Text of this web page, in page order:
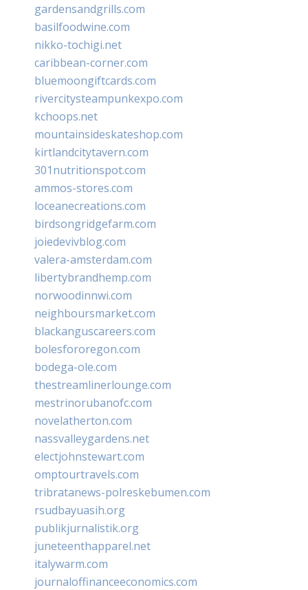
gardensandgrills.com
basilfoodwine.com
nikko-tochigi.net
caribbean-corner.com
bluemoongiftcards.com
rivercitysteampunkexpo.com
kchoops.net
mountainsideskateshop.com
kirtlandcitytavern.com
301nutritionspot.com
ammos-stores.com
loceanecreations.com
birdsongridgefarm.com
joiedevivblog.com
valera-amsterdam.com
libertybrandhemp.com
norwoodinnwi.com
neighboursmarket.com
blackanguscareers.com
bolesfororegon.com
bodega-ole.com
thestreamlinerlounge.com
mestrinorubanofc.com
novelatherton.com
nassvalleygardens.net
electjohnstewart.com
omptourtravels.com
tribratanews-polreskebumen.com
rsudbayuasih.org
publikjurnalistik.org
juneteenthapparel.net
italywarm.com
journaloffinanceeconomics.com